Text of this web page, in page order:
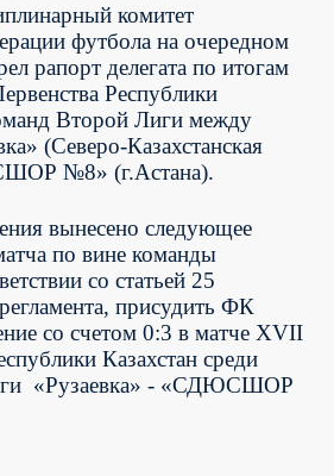
комитет
футбола на очередном
рапорт делегата по итогам
Республики
Второй Лиги между
(Северо-Казахстанская
№8» (г.Астана).
вынесено следующее
по вине команды
со статьей 25
присудить ФК
со счетом 0:3 в матче XVII
Казахстан среди
«Рузаевка» - «СДЮСШОР